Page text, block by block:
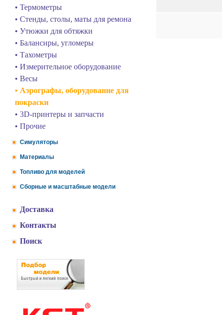
• Термометры
• Стенды, столы, маты для ремона
• Утюжки для обтяжки
• Балансиры, угломеры
• Тахометры
• Измерительное оборудование
• Весы
• Аэрографы, оборудование для
покраски
• 3D-принтеры и запчасти
• Прочие
Симуляторы
Материалы
Топливо для моделей
Сборные и масштабные модели
Доставка
Контакты
Поиск